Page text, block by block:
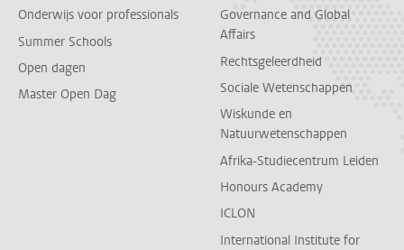
Onderwijs voor professionals
Summer Schools
Open dagen
Master Open Dag
Governance and Global
Affairs
Rechtsgeleerdheid
Sociale Wetenschappen
Wiskunde en
Natuurwetenschappen
Afrika-Studiecentrum Leiden
Honours Academy
ICLON
International Institute for